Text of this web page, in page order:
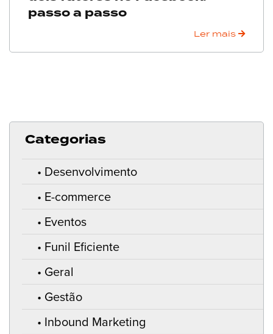
passo a passo
Ler mais
Categorias
Desenvolvimento
E-commerce
Eventos
Funil Eficiente
Geral
Gestão
Inbound Marketing